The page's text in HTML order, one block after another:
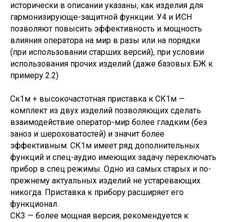
исторически в описании указаны, как изделия для
гармонизирующе-защитной функции. У4 и ИСН
позволяют повысить эффективность и мощность
влияния оператора на мир в разы или на порядки
(при использовании старших версий), при условии
использования прочих изделий (даже базовых БЖ к
примеру 2.2)
Ск1м + высокочастотная приставка к СК1м —
комплект из двух изделий позволяющих сделать
взаимодействие оператор-мир более гладким (без
заноз и шероховатостей) и значит более
эффективным. СК1м имеет ряд дополнительных
функций и спец-аудио имеющих задачу переключать
прибор в спец режимы. Одно из самых старых и по-
прежнему актуальных изделий не устаревающих
никогда. Приставка к прибору расширяет его
функционал.
СК3 — более мощная версия, рекомендуется к